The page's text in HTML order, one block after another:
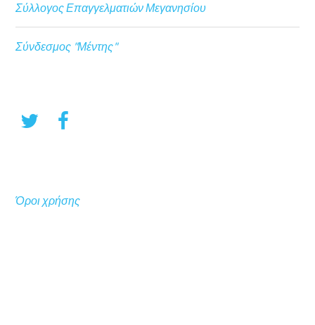
Σύλλογος Επαγγελματιών Μεγανησίου
Σύνδεσμος "Μέντης"
Όροι χρήσης